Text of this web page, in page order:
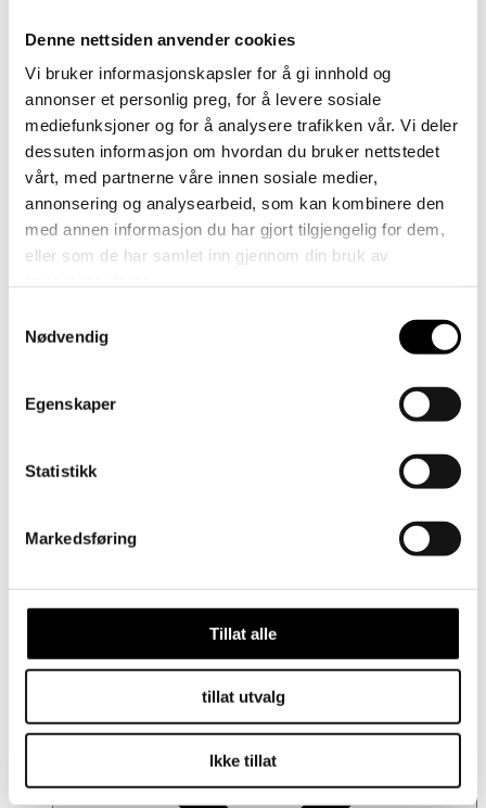
Denne nettsiden anvender cookies
Vi bruker informasjonskapsler for å gi innhold og
annonser et personlig preg, for å levere sosiale
mediefunksjoner og for å analysere trafikken vår. Vi deler
dessuten informasjon om hvordan du bruker nettstedet
vårt, med partnerne våre innen sosiale medier,
annonsering og analysearbeid, som kan kombinere den
med annen informasjon du har gjort tilgjengelig for dem,
eller som de har samlet inn gjennom din bruk av
Nødvendig
Egenskaper
Statistikk
Markedsføring
Tillat alle
tillat utvalg
Ikke tillat
Bli partner